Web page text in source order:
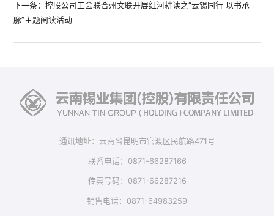
下一条：控股公司工会联合州文联开展红河耕读之“云锡同行 以书承
脉”主题阅读活动
通讯地址：云南省昆明市官渡区民航路471号
联系电话：0871-66287166
传真号码：0871-66287216
销售电话：0871-64983259